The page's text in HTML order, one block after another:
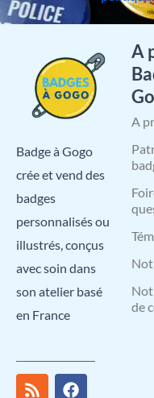
Badge à Gogo
crée et vend des
badges
personnalisés ou
illustrés, conçus
avec soin dans
son atelier basé
en France
R
F
I
Y
X
P
L
A
A
de